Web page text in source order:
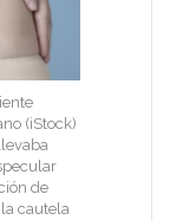
(iStock)
de
cautela